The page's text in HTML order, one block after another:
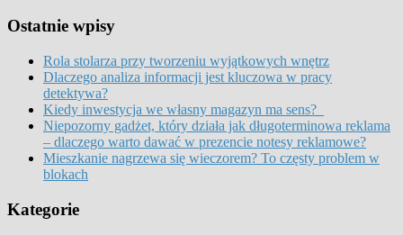
Ostatnie wpisy
Rola stolarza przy tworzeniu wyjątkowych wnętrz
Dlaczego analiza informacji jest kluczowa w pracy
detektywa?
Kiedy inwestycja we własny magazyn ma sens?
Niepozorny gadżet, który działa jak długoterminowa reklama
– dlaczego warto dawać w prezencie notesy reklamowe?
Mieszkanie nagrzewa się wieczorem? To częsty problem w
blokach
Kategorie